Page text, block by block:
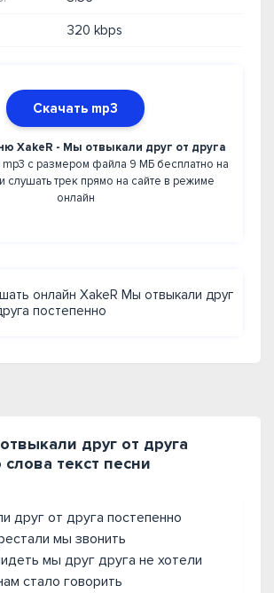
320 kbps
Скачать mp3
XakeR - Мы отвыкали друг от друга
mp3 с размером файла 9 МБ бесплатно на
слушать трек прямо на сайте в режиме
онлайн
онлайн XakeR Мы отвыкали друг
постепенно
друг от друга
текст песни
друг от друга постепенно
мы звонить
мы друг друга не хотели
стало говорить